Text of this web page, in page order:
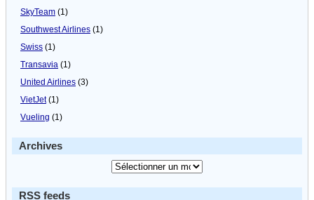
SkyTeam (1)
Southwest Airlines (1)
Swiss (1)
Transavia (1)
United Airlines (3)
VietJet(1)
Vueling (1)
Archives
RSS feeds